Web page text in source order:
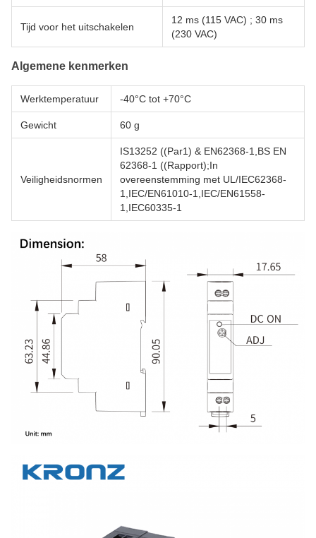
Tijd voor het uitschakelen
12 ms (115 VAC) ; 30 ms
(230 VAC)
Algemene kenmerken
Werktemperatuur -40°C tot +70°C
Gewicht 60 g
Veiligheidsnormen
IS13252 ((Par1) & EN62368-1,BS EN
62368-1 ((Rapport);In
overeenstemming met UL/IEC62368-
1,IEC/EN61010-1,IEC/EN61558-
1,IEC60335-1